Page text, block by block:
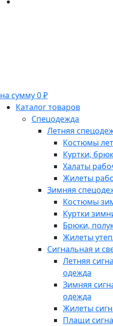
на сумму 0 ₽
Каталог товаров
Спецодежда
Летняя
Костюмы
Куртки,
Халаты
Жилеты
Зимняя
Костюмы
Куртки
Брюки,
Жилеты
Сигнальная и
Летняя
одежда
Зимняя
одежда
Жилеты
Плащи